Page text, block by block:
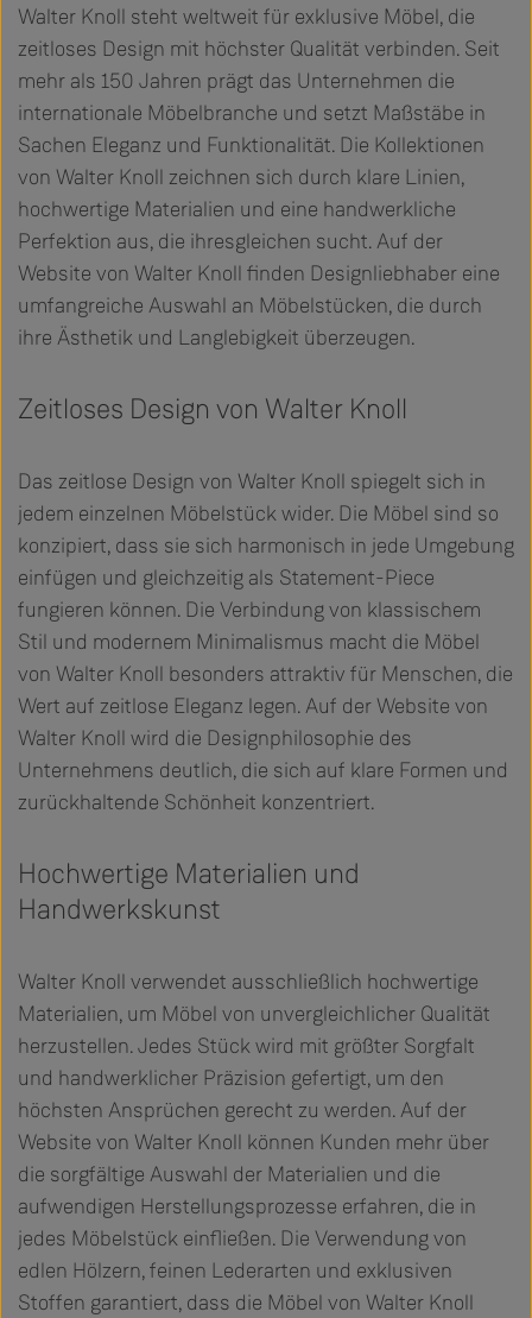
Walter Knoll steht weltweit für exklusive Möbel, die
zeitloses Design mit höchster Qualität verbinden. Seit
mehr als 150 Jahren prägt das Unternehmen die
internationale Möbelbranche und setzt Maßstäbe in
Sachen Eleganz und Funktionalität. Die Kollektionen
von Walter Knoll zeichnen sich durch klare Linien,
hochwertige Materialien und eine handwerkliche
Perfektion aus, die ihresgleichen sucht. Auf der
Website von Walter Knoll finden Designliebhaber eine
umfangreiche Auswahl an Möbelstücken, die durch
ihre Ästhetik und Langlebigkeit überzeugen.
Zeitloses Design von Walter Knoll
Das zeitlose Design von Walter Knoll spiegelt sich in
jedem einzelnen Möbelstück wider. Die Möbel sind so
konzipiert, dass sie sich harmonisch in jede Umgebung
einfügen und gleichzeitig als Statement-Piece
fungieren können. Die Verbindung von klassischem
Stil und modernem Minimalismus macht die Möbel
von Walter Knoll besonders attraktiv für Menschen, die
Wert auf zeitlose Eleganz legen. Auf der Website von
Walter Knoll wird die Designphilosophie des
Unternehmens deutlich, die sich auf klare Formen und
zurückhaltende Schönheit konzentriert.
Hochwertige Materialien und
Handwerkskunst
Walter Knoll verwendet ausschließlich hochwertige
Materialien, um Möbel von unvergleichlicher Qualität
herzustellen. Jedes Stück wird mit größter Sorgfalt
und handwerklicher Präzision gefertigt, um den
höchsten Ansprüchen gerecht zu werden. Auf der
Website von Walter Knoll können Kunden mehr über
die sorgfältige Auswahl der Materialien und die
aufwendigen Herstellungsprozesse erfahren, die in
jedes Möbelstück einfließen. Die Verwendung von
edlen Hölzern, feinen Lederarten und exklusiven
Stoffen garantiert, dass die Möbel von Walter Knoll